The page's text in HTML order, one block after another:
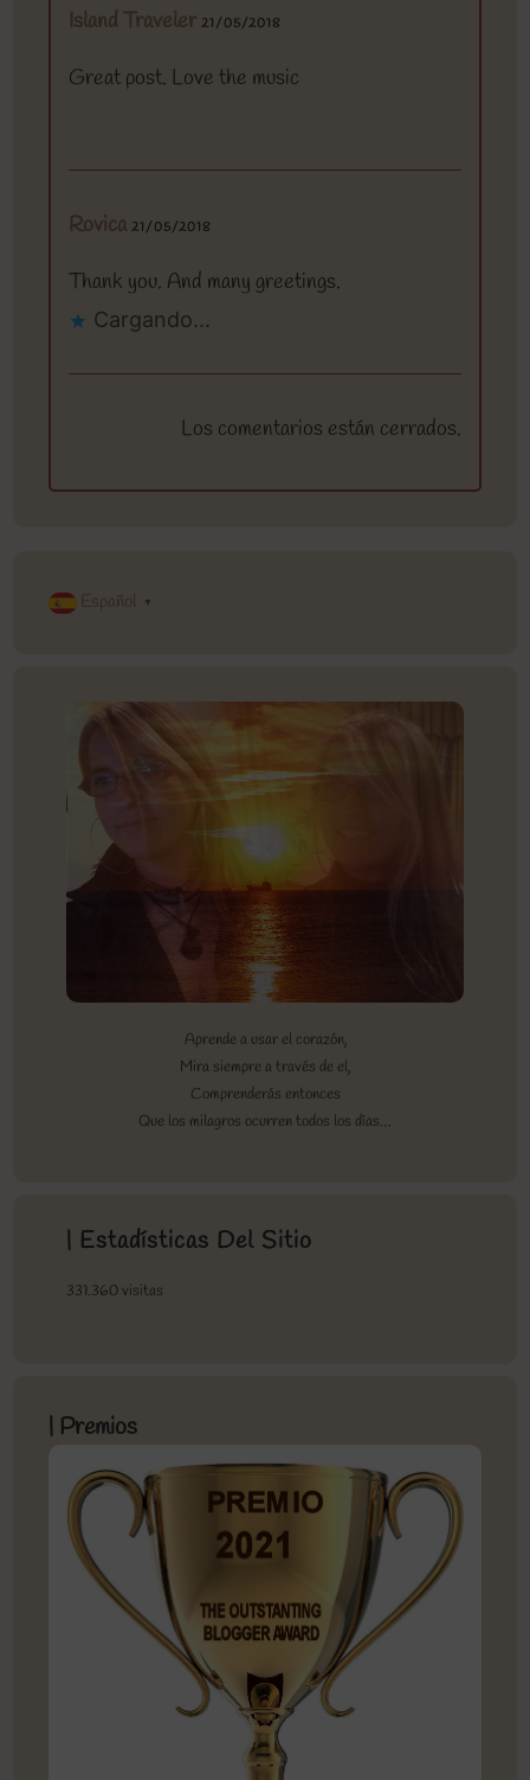
Island Traveler 21/05/2018
Great post. Love the music
Rovica 21/05/2018
Thank you. And many greetings.
Cargando...
Los comentarios están cerrados.
Español ▼
Aprende a usar el corazón,
Mira siempre a través de el,
Comprenderás entonces
Que los milagros ocurren todos los días…
| Estadísticas Del Sitio
331.360 visitas
| Premios